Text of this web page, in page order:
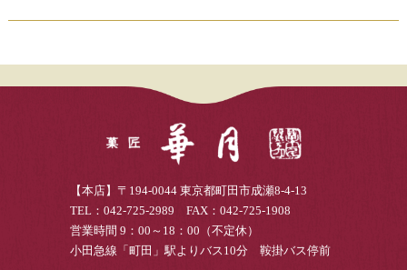
【本店】〒194-0044 東京都町田市成瀬8-4-13
TEL：042-725-2989 FAX：042-725-1908
営業時間 9：00～18：00（不定休）
小田急線「町田」駅よりバス10分 鞍掛バス停前